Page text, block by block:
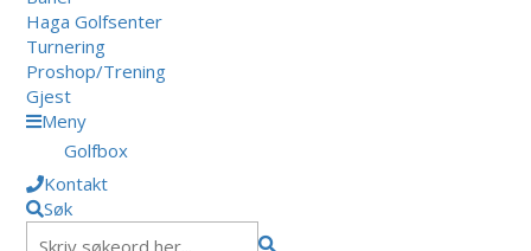
Haga Golfsenter
Turnering
Proshop/Trening
Gjest
Meny
Golfbox
Kontakt
Søk